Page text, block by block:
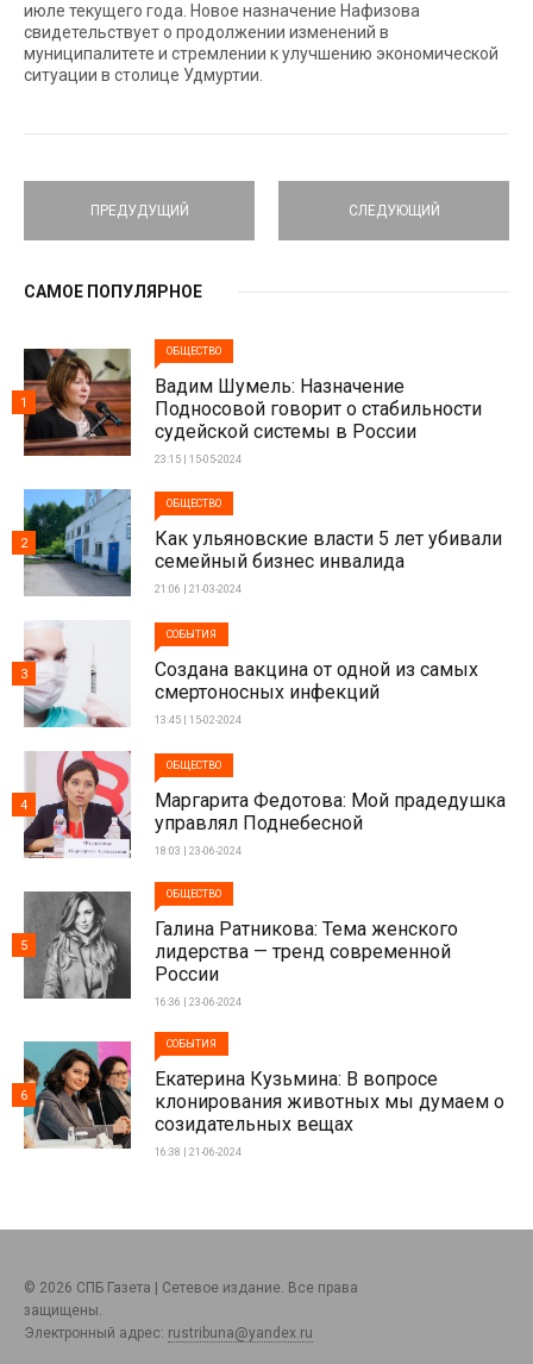
июле текущего года. Новое назначение Hафизова
свидетельствует о продолжении изменений в
муниципалитете и стремлении к улучшению экономической
ситуации в столице Удмуртии.
ПРЕДУДУЩИЙ СЛЕДУЮЩИЙ
САМОЕ ПОПУЛЯРНОЕ
ОБЩЕСТВО
Вадим Шумель: Назначение
Подносовой говорит о стабильности
судейской системы в России
23:15 | 15-05-2024
1
ОБЩЕСТВО
Как ульяновские власти 5 лет убивали
семейный бизнес инвалида
21:06 | 21-03-2024
2
СОБЫТИЯ
Создана вакцина от одной из самых
смертоносных инфекций
13:45 | 15-02-2024
3
ОБЩЕСТВО
Маргарита Федотова: Мой прадедушка
управлял Поднебесной
18:03 | 23-06-2024
4
ОБЩЕСТВО
Галина Ратникова: Тема женского
лидерства — тренд современной
России
16:36 | 23-06-2024
5
СОБЫТИЯ
Екатерина Кузьмина: В вопросе
клонирования животных мы думаем о
созидательных вещах
16:38 | 21-06-2024
6
© 2026 СПБ Газета | Сетевое издание. Все права
защищены.
Электронный адрес: rustribuna@yandex.ru